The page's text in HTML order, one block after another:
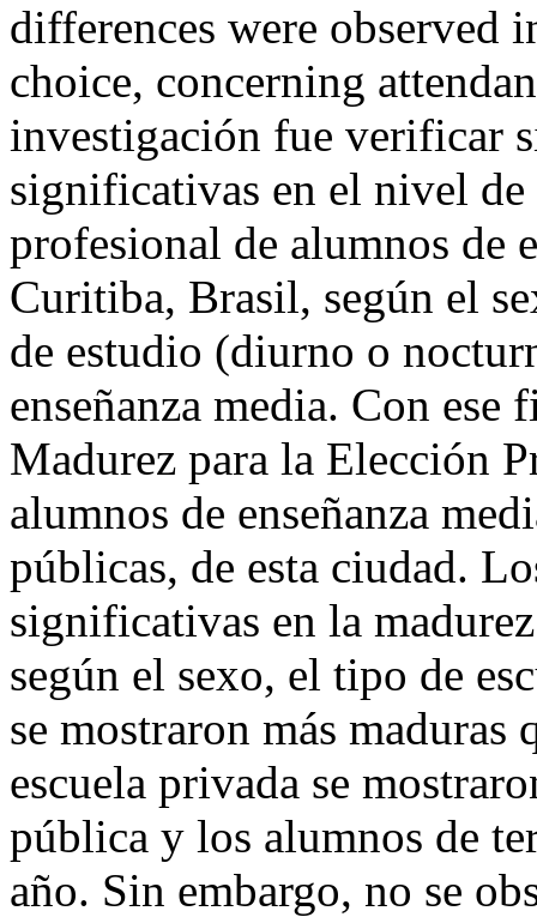
differences were observed
choice, concerning
investigación fue verificar
significativas en el nivel de
profesional de alumnos de
Curitiba, Brasil, según el
de estudio (diurno o
enseñanza media. Con ese
Madurez para la Elección
alumnos de enseñanza
públicas, de esta ciudad.
significativas en la
según el sexo, el tipo de
se mostraron más maduras
escuela privada se
pública y los alumnos de
año. Sin embargo, no se